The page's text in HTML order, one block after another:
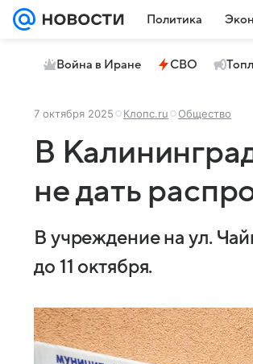
Политика
Война в Иране СВО
7 октября 2025 Клопс.ru Общество
В
не дать
В учреждение на ул.
до 11 октября.